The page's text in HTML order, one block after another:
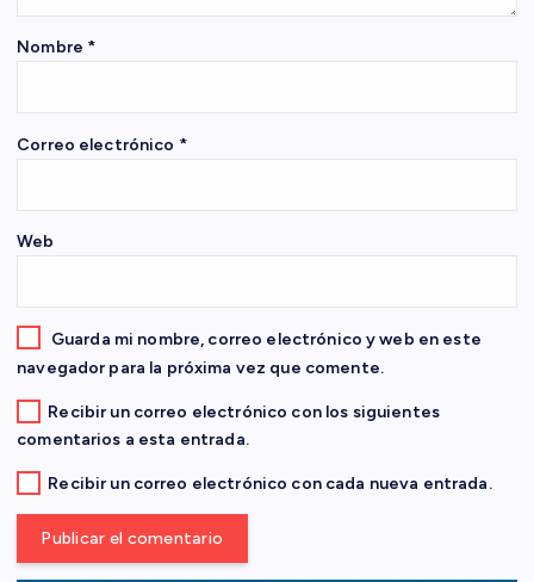
e
n
r
a
d
a
s
Nombre *
Correo electrónico *
Web
Guarda mi nombre, correo electrónico y web en este
navegador para la próxima vez que comente.
Recibir un correo electrónico con los siguientes
comentarios a esta entrada.
Recibir un correo electrónico con cada nueva entrada.